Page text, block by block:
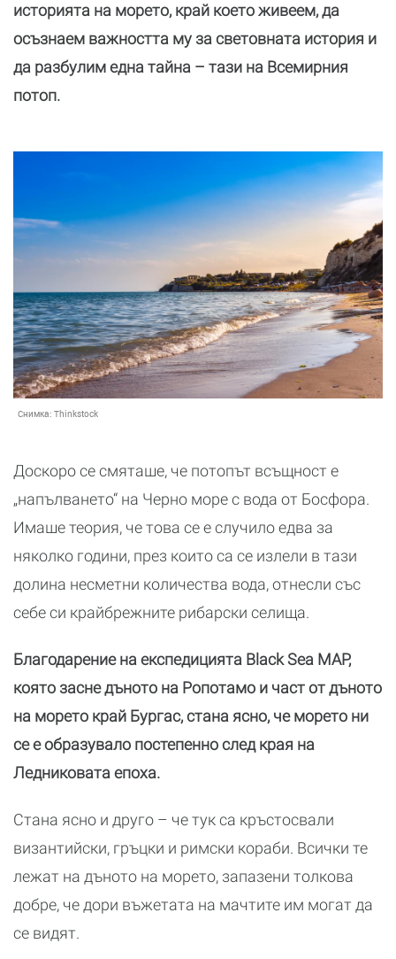
историята на морето, край което живеем, да
осъзнаем важността му за световната история и
да разбулим една тайна – тази на Всемирния
потоп.
Снимка: Thinkstock
Доскоро се смяташе, че потопът всъщност е
„напълването“ на Черно море с вода от Босфора.
Имаше теория, че това се е случило едва за
няколко години, през които са се излели в тази
долина несметни количества вода, отнесли със
себе си крайбрежните рибарски селища.
Благодарение на експедицията Black Sea MAP,
която засне дъното на Ропотамо и част от дъното
на морето край Бургас, стана ясно, че морето ни
се е образувало постепенно след края на
Ледниковата епоха.
Стана ясно и друго – че тук са кръстосвали
византийски, гръцки и римски кораби. Всички те
лежат на дъното на морето, запазени толкова
добре, че дори въжетата на мачтите им могат да
се видят.